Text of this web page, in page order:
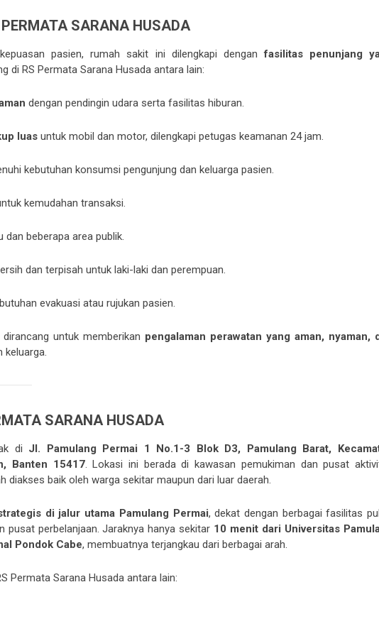
SARANA HUSADA
pasien, rumah sakit ini dilengkapi denganfasilitas penunjang
di RS Permata Sarana Husada antara lain:
dengan pendingin udara serta fasilitas hiburan.
luasuntuk mobil dan motor, dilengkapi petugas keamanan 24 jam.
kebutuhan konsumsi pengunjung dan keluarga pasien.
kemudahan transaksi.
beberapa area publik.
dan terpisah untuk laki-laki dan perempuan.
evakuasi atau rujukan pasien.
untuk memberikan pengalaman perawatan yang aman, nyaman,
keluarga.
SARANA HUSADA
di Jl. Pamulang Permai 1 No.1-3 Blok D3, Pamulang Barat,
Banten 15417. Lokasi ini berada di kawasan pemukiman dan pusat
diakses baik oleh warga sekitar maupun dari luar daerah.
di jalur utama Pamulang Permai, dekat dengan berbagai fasilitas
pusat perbelanjaan. Jaraknya hanya sekitar 10 menit dari Universitas
Pondok Cabe, membuatnya terjangkau dari berbagai arah.
Permata Sarana Husada antara lain: